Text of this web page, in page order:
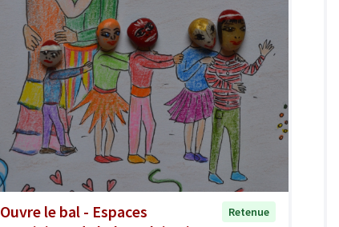
Ouvre le bal - Espaces
Retenue